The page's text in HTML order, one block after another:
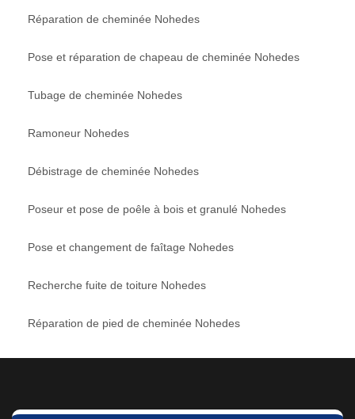
Réparation de cheminée Nohedes
Pose et réparation de chapeau de cheminée Nohedes
Tubage de cheminée Nohedes
Ramoneur Nohedes
Débistrage de cheminée Nohedes
Poseur et pose de poêle à bois et granulé Nohedes
Pose et changement de faîtage Nohedes
Recherche fuite de toiture Nohedes
Réparation de pied de cheminée Nohedes